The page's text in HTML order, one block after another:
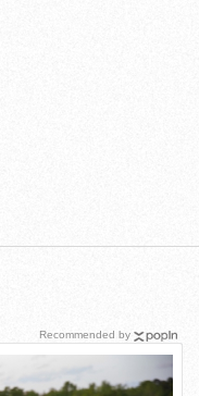
Recommended by